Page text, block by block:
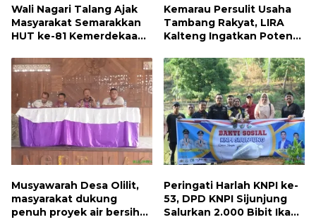
Wali Nagari Talang Ajak
Masyarakat Semarakkan
HUT ke-81 Kemerdekaan
Bendera Merah Putih
Kemarau Persulit Usaha
Tambang Rakyat, LIRA
Kalteng Ingatkan Potensi
Hidup
Musyawarah Desa Olilit,
masyarakat dukung
penuh proyek air bersih
Peringati Harlah KNPI ke-
53, DPD KNPI Sijunjung
Salurkan 2.000 Bibit Ikan